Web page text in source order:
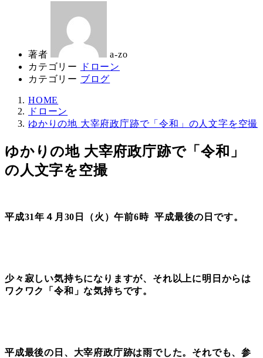
著者
a-zo
カテゴリー
ドローン
カテゴリー ブログ
HOME
ドローン
ゆかりの地 大宰府政庁跡で「令和」の人文字を空撮
ゆかりの地 大宰府政庁跡で「令和」
の人文字を空撮
平成31年４月30日（火）午前6時平成最後の日です。
少々寂しい気持ちになりますが、それ以上に明日からは
ワクワク「令和」な気持ちです。
平成最後の日、大宰府政庁跡は雨でした。それでも、参